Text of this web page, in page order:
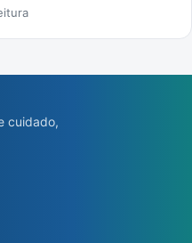
cuidado,